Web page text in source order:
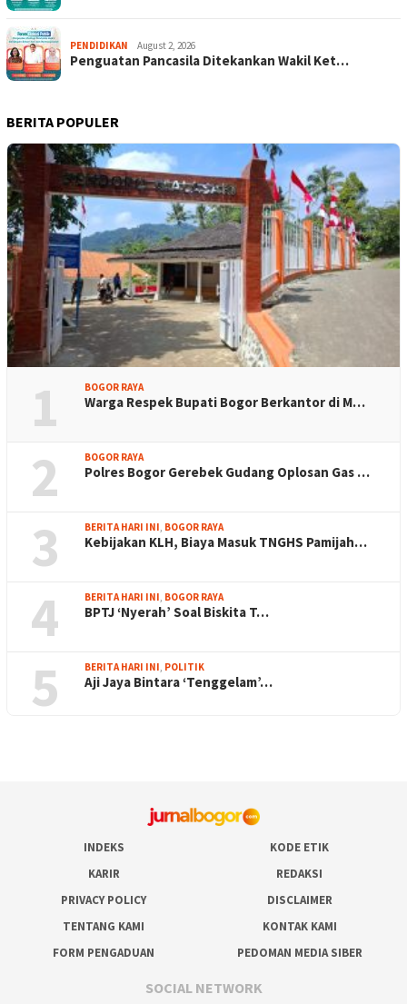
PENDIDIKAN August 2, 2026
Penguatan Pancasila Ditekankan Wakil Ket…
BERITA POPULER
1 BOGOR RAYA
Warga Respek Bupati Bogor Berkantor di M…
2 BOGOR RAYA
Polres Bogor Gerebek Gudang Oplosan Gas …
3 BERITA HARI INI, BOGOR RAYA
Kebijakan KLH, Biaya Masuk TNGHS Pamijah…
4 BERITA HARI INI, BOGOR RAYA
BPTJ ‘Nyerah’ Soal Biskita T…
5 BERITA HARI INI, POLITIK
Aji Jaya Bintara ‘Tenggelam’…
INDEKS
KODE ETIK
KARIR
REDAKSI
PRIVACY POLICY
DISCLAIMER
TENTANG KAMI
KONTAK KAMI
FORM PENGADUAN
PEDOMAN MEDIA SIBER
SOCIAL NETWORK